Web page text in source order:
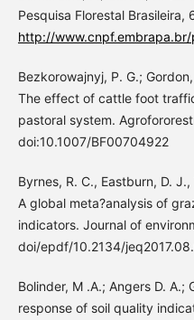
Pesquisa Florestal Brasileira,
http://
Bezkorowajnyj, P. G.;
The effect of cattle foot
pastoral system.
doi:10.1007/BF00704922
Byrnes, R. C., Eastburn, D.
A global meta?analysis of
indicators. Journal of
doi/epdf/10.2134/
Bolinder, M .A.; Angers D. A.;
response of soil quality